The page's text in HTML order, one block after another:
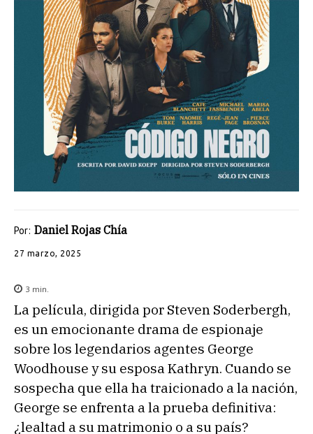
Por: Daniel Rojas Chía
27 marzo, 2025
3 min.
La película, dirigida por Steven Soderbergh,
es un emocionante drama de espionaje
sobre los legendarios agentes George
Woodhouse y su esposa Kathryn. Cuando se
sospecha que ella ha traicionado a la nación,
George se enfrenta a la prueba definitiva:
¿lealtad a su matrimonio o a su país?